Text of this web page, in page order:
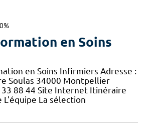
en Soins
en Soins Infirmiers Adresse :
Soulas 34000 Montpellier
33 88 44 Site Internet Itinéraire
La sélection